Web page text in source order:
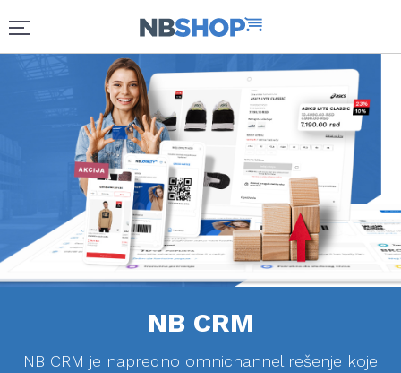
NB CRM
NB CRM je napredno omnichannel rešenje koje